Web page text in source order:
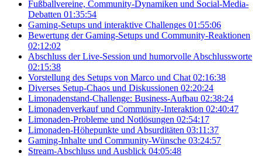
Fußballvereine, Community-Dynamiken und Social-Media-
Debatten 01:35:54
Gaming-Setups und interaktive Challenges 01:55:06
Bewertung der Gaming-Setups und Community-Reaktionen
02:12:02
Abschluss der Live-Session und humorvolle Abschlussworte
02:15:38
Vorstellung des Setups von Marco und Chat 02:16:38
Diverses Setup-Chaos und Diskussionen 02:20:24
Limonadenstand-Challenge: Business-Aufbau 02:38:24
Limonadenverkauf und Community-Interaktion 02:40:47
Limonaden-Probleme und Notlösungen 02:54:17
Limonaden-Höhepunkte und Absurditäten 03:11:37
Gaming-Inhalte und Community-Wünsche 03:24:57
Stream-Abschluss und Ausblick 04:05:48